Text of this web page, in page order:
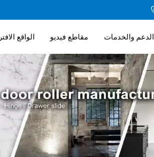
الواقع مقاطع فيديو الدعم والخدمات